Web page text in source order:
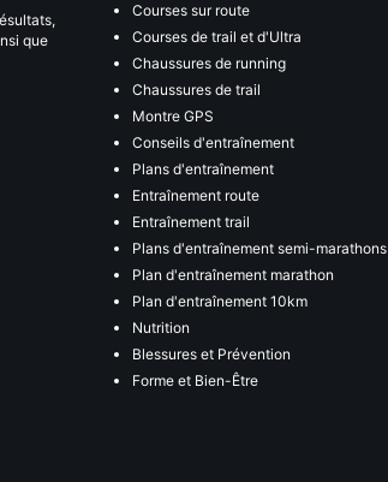
que
Courses sur route
Courses de trail et d'Ultra
Chaussures de running
Chaussures de trail
Montre GPS
Conseils d'entraînement
Plans d'entraînement
Entraînement route
Entraînement trail
Plans d'entraînement semi-marathons
Plan d'entraînement marathon
Plan d'entraînement 10km
Nutrition
Blessures et Prévention
Forme et Bien-Être